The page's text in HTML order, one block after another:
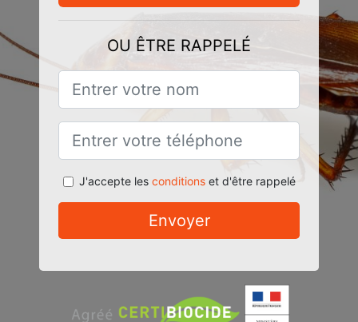
OU ÊTRE RAPPELÉ
J'accepte les conditionset d'être rappelé
Envoyer